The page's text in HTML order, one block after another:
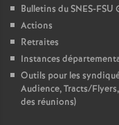
Bulletins du SNES-
Actions
Retraites
Instances
Outils pour les
Audience, Tracts/
des réunions)